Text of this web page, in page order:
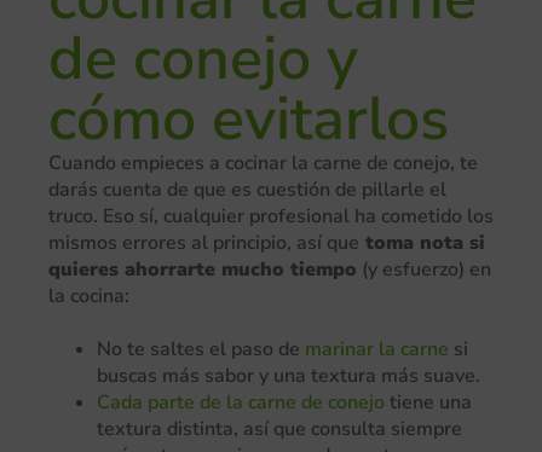
de conejo y
cómo evitarlos
Cuando empieces a cocinar la carne de conejo, te
darás cuenta de que es cuestión de pillarle el
truco. Eso sí, cualquier profesional ha cometido los
mismos errores al principio, así que toma nota si
quieres ahorrarte mucho tiempo (y esfuerzo) en
la cocina:
No te saltes el paso de marinar la carne si
buscas más sabor y una textura más suave.
Cada parte de la carne de conejo tiene una
textura distinta, así que consulta siempre